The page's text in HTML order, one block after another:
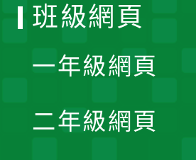
班級網頁
一年級網頁
二年級網頁